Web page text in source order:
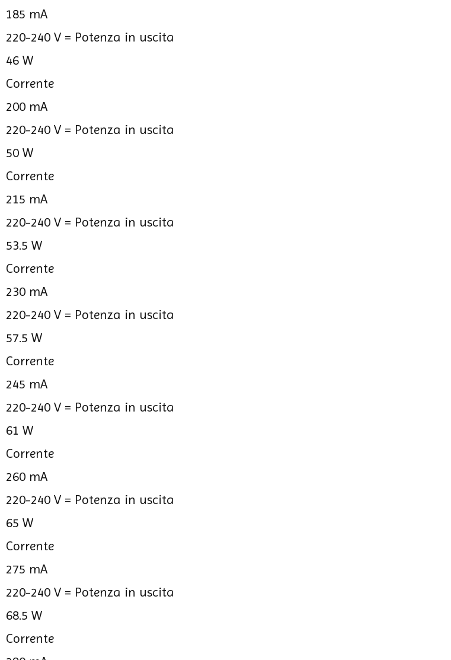
185 mA
220-240 V = Potenza in uscita
46 W
Corrente
200 mA
220-240 V = Potenza in uscita
50 W
Corrente
215 mA
220-240 V = Potenza in uscita
53.5 W
Corrente
230 mA
220-240 V = Potenza in uscita
57.5 W
Corrente
245 mA
220-240 V = Potenza in uscita
61 W
Corrente
260 mA
220-240 V = Potenza in uscita
65 W
Corrente
275 mA
220-240 V = Potenza in uscita
68.5 W
Corrente